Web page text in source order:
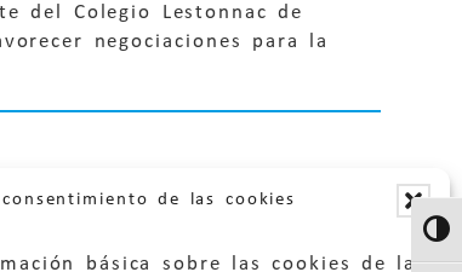
de las cookies
básica sobre las cookies de la
del Colegio Lestonnac de
negociaciones para la